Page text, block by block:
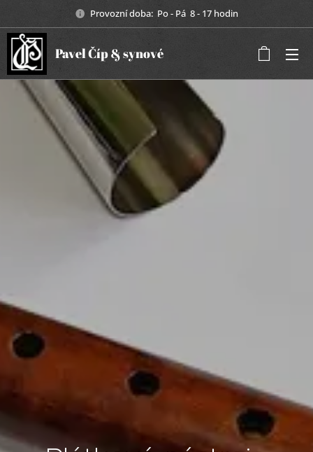
Provozní doba: Po - Pá 8 - 17 hodin
Pavel Číp & synové